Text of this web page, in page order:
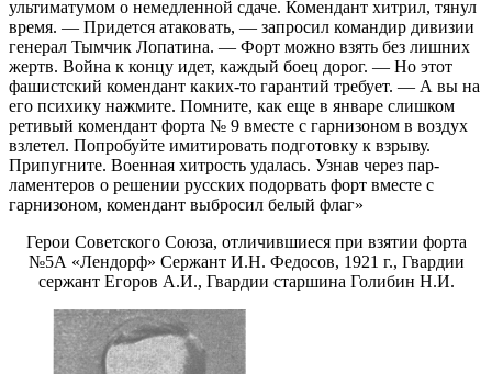
ультиматумом о немедленной сда­че. Комендант хитрил, тянул
время. — Придется атаковать, — запросил коман­дир дивизии
генерал Тымчик Лопатина. — Форт можно взять без лишних
жертв. Война к концу идет, каждый боец дорог. — Но этот
фашистский комендант каких-то гарантий требует. — А вы на
его психику нажмите. Помните, как еще в январе слишком
ретивый комен­дант форта № 9 вместе с гарнизоном в воз­дух
взлетел. Попробуйте имитировать под­готовку к взрыву.
Припугните. Военная хитрость удалась. Узнав через пар­
ламентеров о решении русских подорвать форт вместе с
гарнизоном, комендант выбро­сил белый флаг»
Герои Советского Союза, отличившиеся при взятии форта
№5А «Лендорф» Сержант И.Н. Федосов, 1921 г., Гвардии
сержант Егоров А.И., Гвардии старшина Голибин Н.И.